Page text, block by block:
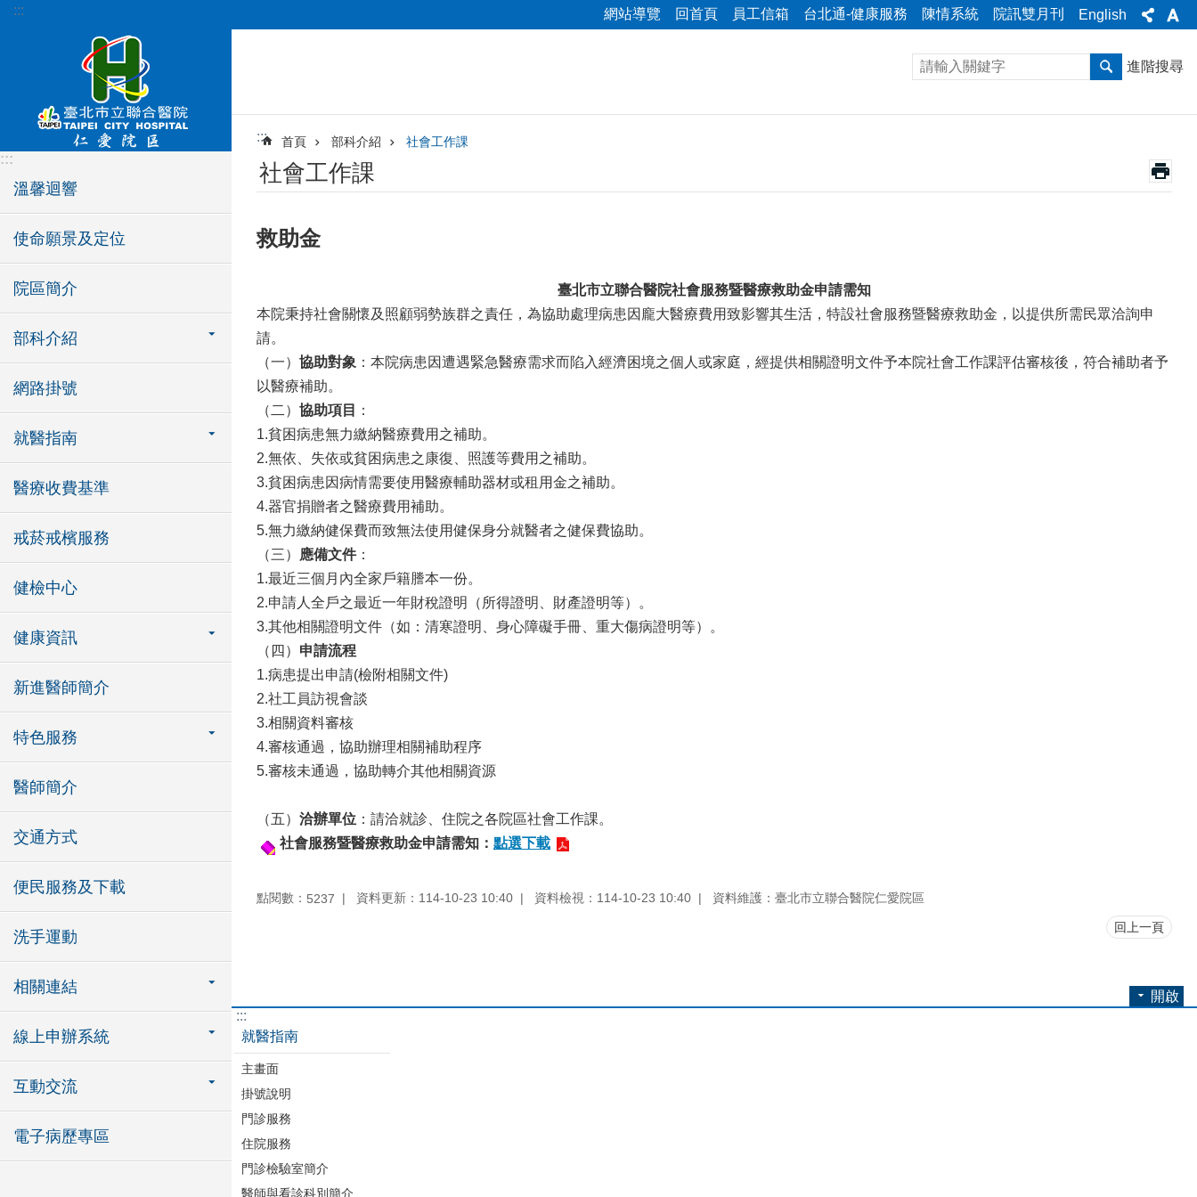
跳到主要內容區塊
::: 網站導覽 回首頁 員工信箱 台北通-健康服務 陳情系統 院訊雙月刊 English
:::
溫馨迴響
使命願景及定位
院區簡介
部科介紹
網路掛號
就醫指南
醫療收費基準
戒菸戒檳服務
健檢中心
健康資訊
新進醫師簡介
特色服務
醫師簡介
交通方式
便民服務及下載
洗手運動
相關連結
線上申辦系統
互動交流
電子病歷專區
進階搜尋
::: 首頁 部科介紹 社會工作課
社會工作課
救助金
臺北市立聯合醫院社會服務暨醫療救助金申請需知
本院秉持社會關懷及照顧弱勢族群之責任，為協助處理病患因龐大醫療費用致影響其生活，特設社會服務暨醫療救助金，以提供所需民眾洽詢申
請。
（一） 協助對象 ：本院病患因遭遇緊急醫療需求而陷入經濟困境之個人或家庭，經提供相關證明文件予本院社會工作課評估審核後，符合補助者予
以醫療補助。
（二） 協助項目
：
1.貧困病患無力繳納醫療費用之補助。
2.無依、失依或貧困病患之康復、照護等費用之補助。
3.貧困病患因病情需要使用醫療輔助器材或租用金之補助。
4.器官捐贈者之醫療費用補助。
5.無力繳納健保費而致無法使用健保身分就醫者之健保費協助。
（三）
應備文件：
1.最近三個月內全家戶籍謄本一份。
2.申請人全戶之最近一年財稅證明（所得證明、財產證明等）。
3.其他相關證明文件（如：清寒證明、身心障礙手冊、重大傷病證明等）。
（四） 申請流程
1.病患提出申請(檢附相關文件)
2.社工員訪視會談
3.相關資料審核
4.審核通過，協助辦理相關補助程序
5.審核未通過，協助轉介其他相關資源
（五） 洽辦單位 ：請洽就診、住院之各院區社會工作課。
社會服務暨醫療救助金申請需知： 點選下載
點閱數： 5237 資料更新：114-10-23 10:40 資料檢視：114-10-23 10:40 資料維護：臺北市立聯合醫院仁愛院區
回上一頁
開啟
:::
就醫指南
主畫面
掛號說明
門診服務
住院服務
門診檢驗室簡介
醫師與看診科別簡介